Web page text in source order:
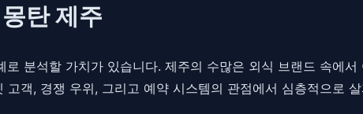
탄 제주
분석할 가치가 있습니다. 제주의 수많은 외식 브랜드 속에
객, 경쟁 우위, 그리고 예약 시스템의 관점에서 심층적으로